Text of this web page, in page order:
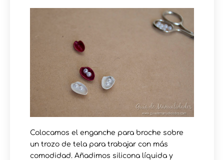
Colocamos el enganche para broche sobre
un trozo de tela para trabajar con más
comodidad. Añadimos silicona líquida y